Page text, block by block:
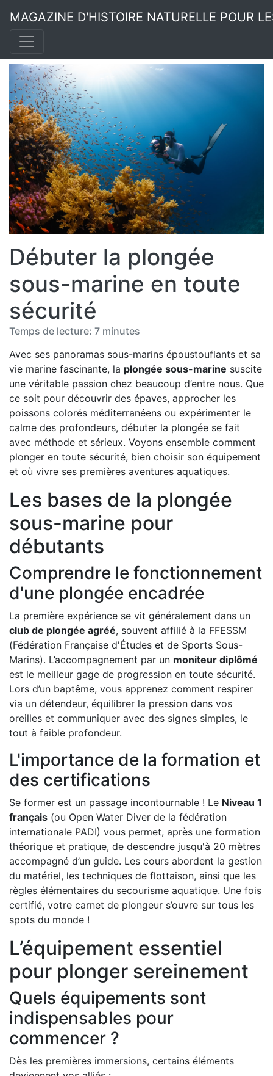
MAGAZINE D'HISTOIRE NATURELLE POUR
Débuter la plongée
sous-marine en toute
sécurité
Temps de lecture: 7 minutes
Avec ses panoramas sous-marins époustouflants et sa
vie marine fascinante, la plongée sous-marine suscite
une véritable passion chez beaucoup d’entre nous. Que
ce soit pour découvrir des épaves, approcher les
poissons colorés méditerranéens ou expérimenter le
calme des profondeurs, débuter la plongée se fait
avec méthode et sérieux. Voyons ensemble comment
plonger en toute sécurité, bien choisir son équipement
et où vivre ses premières aventures aquatiques.
Les bases de la plongée
sous-marine pour
débutants
Comprendre le fonctionnement
d'une plongée encadrée
La première expérience se vit généralement dans un
club de plongée agréé, souvent affilié à la FFESSM
(Fédération Française d'Études et de Sports Sous-
Marins). L’accompagnement par un moniteur diplômé
est le meilleur gage de progression en toute sécurité.
Lors d’un baptême, vous apprenez comment respirer
via un détendeur, équilibrer la pression dans vos
oreilles et communiquer avec des signes simples, le
tout à faible profondeur.
L'importance de la formation et
des certifications
Se former est un passage incontournable ! Le Niveau 1
français (ou Open Water Diver de la fédération
internationale PADI) vous permet, après une formation
théorique et pratique, de descendre jusqu'à 20 mètres
accompagné d’un guide. Les cours abordent la gestion
du matériel, les techniques de flottaison, ainsi que les
règles élémentaires du secourisme aquatique. Une fois
certifié, votre carnet de plongeur s’ouvre sur tous les
spots du monde !
L’équipement essentiel
pour plonger sereinement
Quels équipements sont
indispensables pour
commencer ?
Dès les premières immersions, certains éléments